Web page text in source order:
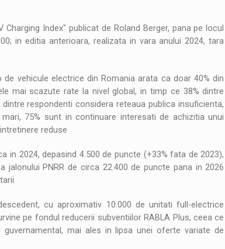
Index" publicat de Roland Berger, pana pe locul
in editia anterioara, realizata in vara anului 2024, tara
vehicule electrice din Romania arata ca doar 40% din
mai scazute rate la nivel global, in timp ce 38% dintre
respondenti considera reteaua publica insuficienta,
75% sunt in continuare interesati de achizitia unui
reduse
in 2024, depasind 4.500 de puncte (+33% fata de 2023),
PNRR de circa 22.400 de puncte pana in 2026
cu aproximativ 10.000 de unitati full-electrice
pe fondul reducerii subventiilor RABLA Plus, ceea ce
mai ales in lipsa unei oferte variate de